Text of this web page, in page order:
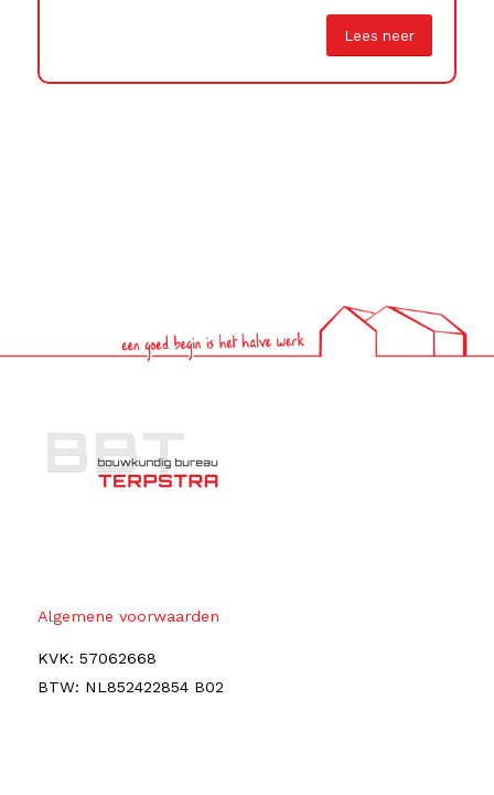
Lees neer
Algemene voorwaarden
KVK: 57062668
BTW: NL852422854 B02